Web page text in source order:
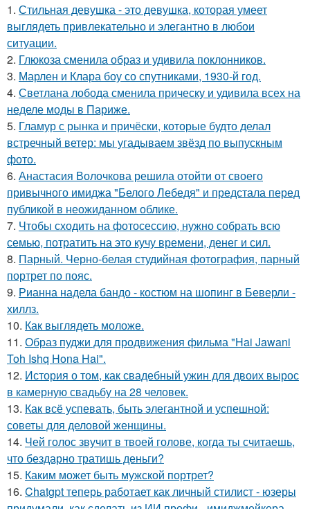
1. Стильная девушка - это девушка, которая умеет
выглядеть привлекательно и элегантно в любои
ситуации.
2. Глюкоза сменила образ и удивила поклонников.
3. Марлен и Клара боу со спутниками, 1930-й год.
4. Светлана лобода сменила прическу и удивила всех на
неделе моды в Париже.
5. Гламур с рынка и причёски, которые будто делал
встречный ветер: мы угадываем звёзд по выпускным
фото.
6. Анастасия Волочкова решила отойти от своего
привычного имиджа "Белого Лебедя" и предстала перед
публикой в неожиданном облике.
7. Чтобы сходить на фотосессию, нужно собрать всю
семью, потратить на это кучу времени, денег и сил.
8. Парный. Черно-белая студийная фотография, парный
портрет по пояс.
9. Рианна надела бандо - костюм на шопинг в Беверли -
хиллз.
10. Как выглядеть моложе.
11. Образ пуджи для продвижения фильма "Hai Jawani
Toh Ishq Hona Hai".
12. История о том, как свадебный ужин для двоих вырос
в камерную свадьбу на 28 человек.
13. Как всё успевать, быть элегантной и успешной:
советы для деловой женщины.
14. Чей голос звучит в твоей голове, когда ты считаешь,
что бездарно тратишь деньги?
15. Каким может быть мужской портрет?
16. Chatgpt теперь работает как личный стилист - юзеры